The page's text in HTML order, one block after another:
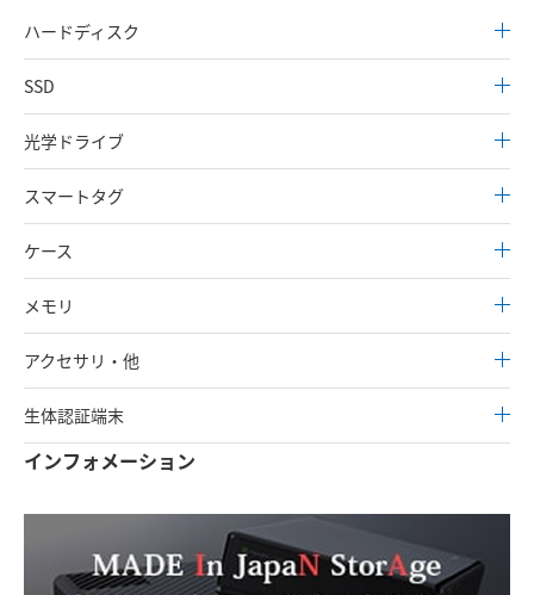
ハードディスク
SSD
光学ドライブ
スマートタグ
ケース
メモリ
アクセサリ・他
生体認証端末
インフォメーション